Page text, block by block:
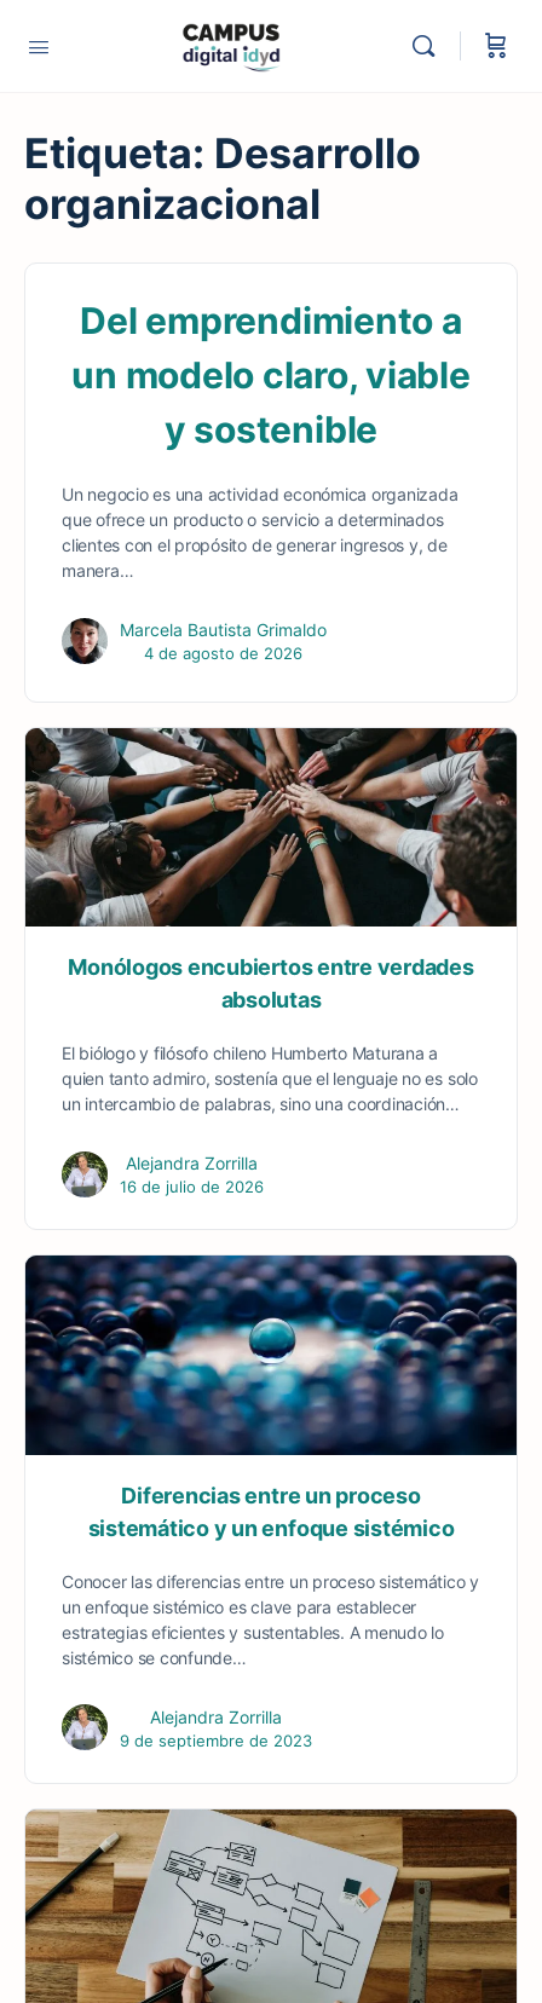
Etiqueta: Desarrollo
organizacional
Del emprendimiento a
un modelo claro, viable
y sostenible
Un negocio es una actividad económica organizada
que ofrece un producto o servicio a determinados
clientes con el propósito de generar ingresos y, de
manera…
Marcela Bautista Grimaldo
4 de agosto de 2026
Monólogos encubiertos entre verdades
absolutas
El biólogo y filósofo chileno Humberto Maturana a
quien tanto admiro, sostenía que el lenguaje no es solo
un intercambio de palabras, sino una coordinación…
Alejandra Zorrilla
16 de julio de 2026
Diferencias entre un proceso
sistemático y un enfoque sistémico
Conocer las diferencias entre un proceso sistemático y
un enfoque sistémico es clave para establecer
estrategias eficientes y sustentables. A menudo lo
sistémico se confunde…
Alejandra Zorrilla
9 de septiembre de 2023